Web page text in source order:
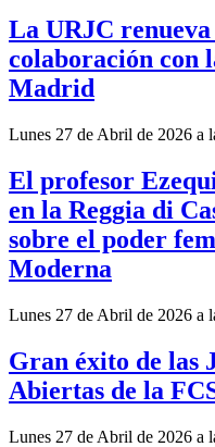
La URJC renueva
colaboración con
Madrid
Lunes 27 de Abril de 2026 a
El profesor
en la Reggia di
sobre el poder
Moderna
Lunes 27 de Abril de 2026 a
Gran éxito de las
Abiertas de la
Lunes 27 de Abril de 2026 a